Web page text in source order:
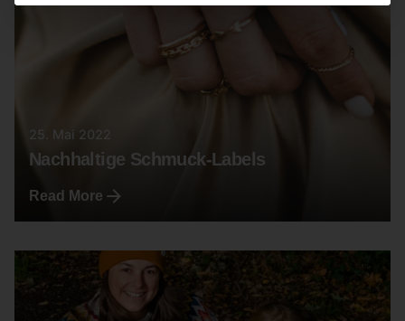
25. Mai 2022
Nachhaltige Schmuck-Labels
Read More